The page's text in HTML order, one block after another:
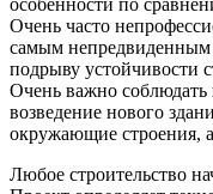
Очень часто
самым непредвиденным
подрыву устойчивости
Очень важно
возведение нового
окружающие строения,
Любое строительство